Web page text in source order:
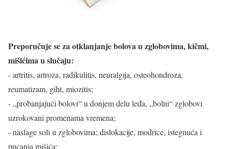
Preporučuje se za otklanjanje bolova u zglobovima, kičmi,
mišićima u slučaju:
- artritis, artroza, radikulitis, neuralgija, osteohondroza,
reumatizam, giht, miozitis;
- „probanjajući bolovi“ u donjem delu leđa, „bolni“ zglobovi
uzrokovani promenama vremena;
- naslage soli u zglobovima; dislokacije, modrice, istegnuća i
pucanja mišića;